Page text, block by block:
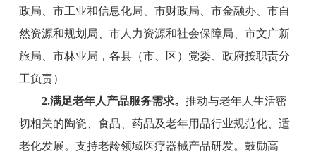
政局 市工业和信息化局 市财政局 市金融办、 市自
然资源和规划 局 市人力资源和社会保障局 市文广新
旅局、 市林业局 ，各县（市、区）党委、政府按职责分
工负责）
2.满足老年人产品服务需求。 推动与老年人生活密
切相关的陶瓷、 食品、药品及老年用品行业规范化、适
老化发展。支持老龄领域医疗器械产品研发。鼓励高